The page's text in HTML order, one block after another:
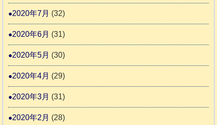
2020年7月 (32)
2020年6月 (31)
2020年5月 (30)
2020年4月 (29)
2020年3月 (31)
2020年2月 (28)